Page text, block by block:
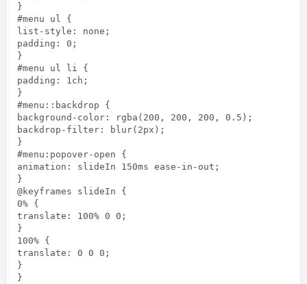
}
#menu ul {
list-style: none;
padding: 0;
}
#menu ul li {
padding: 1ch;
}
#menu::backdrop {
background-color: rgba(200, 200, 200, 0.5);
backdrop-filter: blur(2px);
}
#menu:popover-open {
animation: slideIn 150ms ease-in-out;
}
@keyframes slideIn {
0% {
translate: 100% 0 0;
}
100% {
translate: 0 0 0;
}